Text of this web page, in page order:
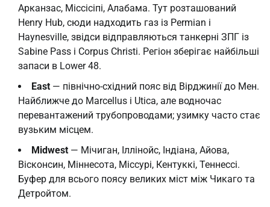
Арканзас, Міссісіпі, Алабама. Тут розташований
Henry Hub, сюди надходить газ із Permian і
Haynesville, звідси відправляються танкерні ЗПГ із
Sabine Pass і Corpus Christi. Регіон зберігає найбільші
запаси в Lower 48.
East — північно-східний пояс від Вірджинії до Мен.
Найближче до Marcellus і Utica, але водночас
перевантажений трубопроводами; узимку часто стає
вузьким місцем.
Midwest — Мічиган, Іллінойс, Індіана, Айова,
Вісконсин, Міннесота, Міссурі, Кентуккі, Теннессі.
Буфер для всього поясу великих міст між Чикаго та
Детройтом.